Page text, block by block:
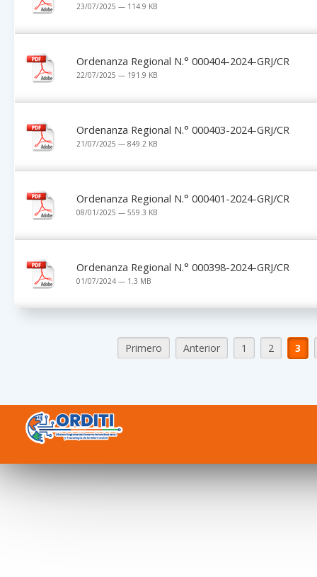
23/07/2025 — 114.9 KB
Ordenanza Regional N.° 000404-2024-GRJ/CR
22/07/2025 — 191.9 KB
Ordenanza Regional N.° 000403-2024-GRJ/CR
21/07/2025 — 849.2 KB
Ordenanza Regional N.° 000401-2024-GRJ/CR
08/01/2025 — 559.3 KB
Ordenanza Regional N.° 000398-2024-GRJ/CR
01/07/2024 — 1.3 MB
Primero Anterior 1 2 3